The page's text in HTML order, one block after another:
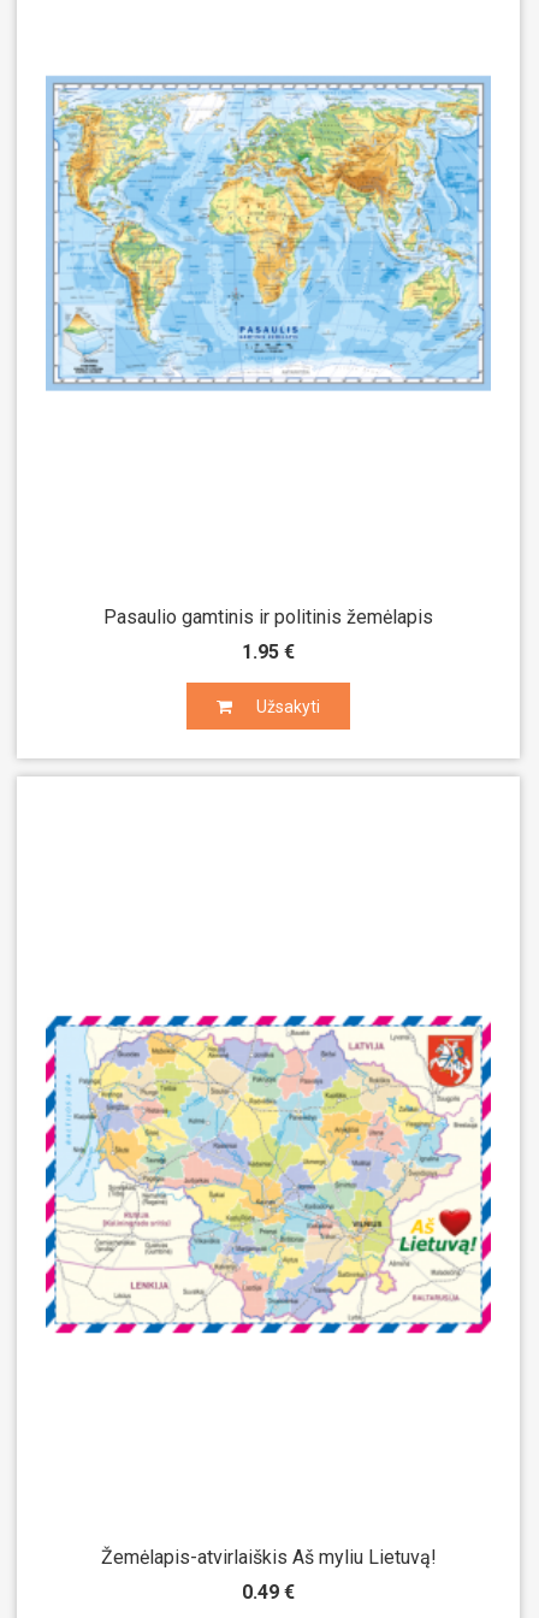
Pasaulio gamtinis ir politinis žemėlapis
1.95 €
Užsakyti
Užsakyti
Žemėlapis-atvirlaiškis Aš myliu Lietuvą!
0.49 €